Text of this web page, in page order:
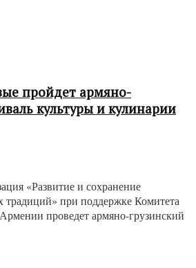
пройдет армяно-
культуры и кулинарии
«Развитие и сохранение
традиций» при поддержке Комитета
проведет армяно-грузинский